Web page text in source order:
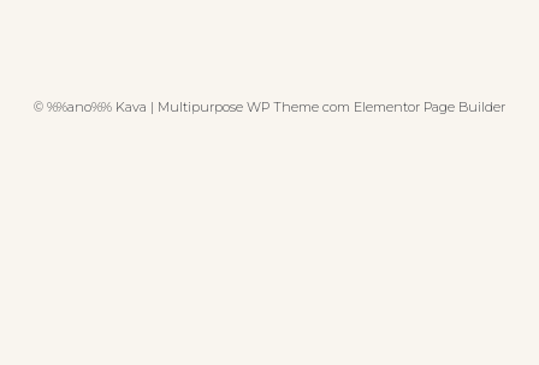
© %%ano%% Kava | Multipurpose WP Theme com Elementor Page Builder